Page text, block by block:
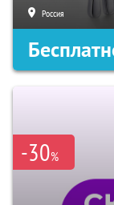
Россия
-30%